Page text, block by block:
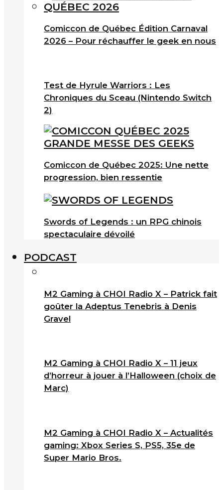
Comiccon de Québec Édition Carnaval
2026 – Pour réchauffer le geek en nous
Test de Hyrule Warriors : Les
Chroniques du Sceau (Nintendo Switch
2)
Comiccon de Québec 2025: Une nette
progression, bien ressentie
Swords of Legends : un RPG chinois
spectaculaire dévoilé
PODCAST
M2 Gaming à CHOI Radio X – Patrick fait
goûter la Adeptus Tenebris à Denis
Gravel
M2 Gaming à CHOI Radio X – 11 jeux
d’horreur à jouer à l’Halloween (choix de
Marc)
M2 Gaming à CHOI Radio X – Actualités
gaming: Xbox Series S, PS5, 35e de
Super Mario Bros.